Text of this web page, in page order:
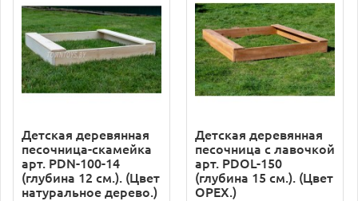
Детская деревянная
песочница-скамейка
арт. PDN-100-14
(глубина 12 см.). (Цвет
натуральное дерево.)
Детская деревянная
песочница с лавочкой
арт. PDOL-150
(глубина 15 см.). (Цвет
ОРЕХ.)